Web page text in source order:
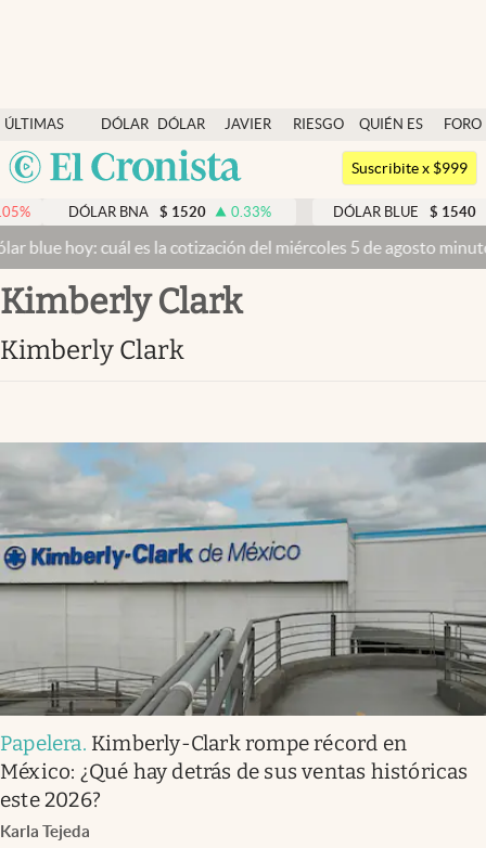
ÚLTIMAS
NOTICIAS
DÓLAR
DÓLAR
BLUE
JAVIER
RIESGO
QUIÉN ES
QUIÉN
FORO
Argentina
México
Dólar
Members
Economía y Política
Finanzas y Mercados
Mercados Online
Apertura
Infotechnology
Clase
Clima
Eventos Corporativos
El Cronista Studio
Mediakit
abre en nueva pestaña
Argentina
Suscribite x $999
BNA $ 1520 0.33% DÓLAR BLUE $ 1540 -0.32%
es la cotización del miércoles 5 de agosto minuto a minuto
Kimberly Clark
Kimberly Clark
Papelera. Kimberly-Clark rompe récord en
México: ¿Qué hay detrás de sus ventas históricas
este 2026?
Karla Tejeda